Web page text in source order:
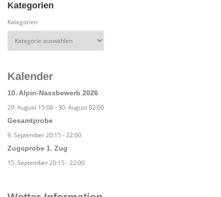
Kategorien
Kategorien
Kalender
10. Alpin-Nassbewerb 2026
29. August 15:00-30. August 02:00
Gesamtprobe
9. September 20:15 -22:00
Zugsprobe 1. Zug
15. September 20:15 -22:00